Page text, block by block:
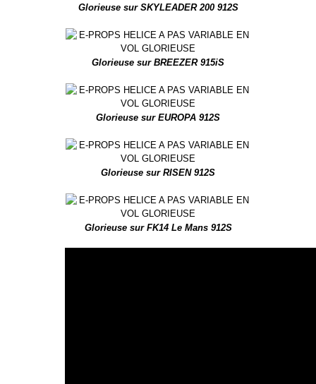
Glorieuse sur SKYLEADER 200 912S
Glorieuse sur BREEZER 915iS
Glorieuse sur EUROPA 912S
Glorieuse sur RISEN 912S
Glorieuse sur FK14 Le Mans 912S